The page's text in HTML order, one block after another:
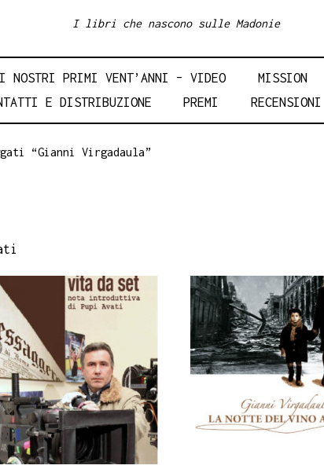
I libri che nascono sulle Madonie
I NOSTRI PRIMI VENT’ANNI – VIDEO MISSION
E DISTRIBUZIONE
PREMI RECENSIONI
“Gianni Virgadaula”